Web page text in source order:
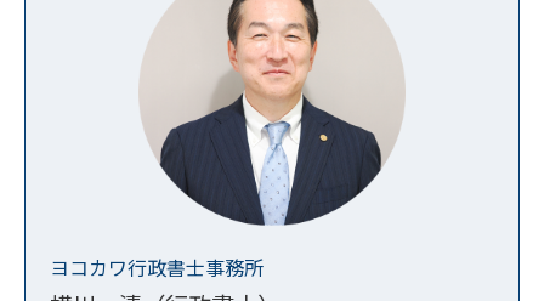
ヨコカワ行政書士事務所